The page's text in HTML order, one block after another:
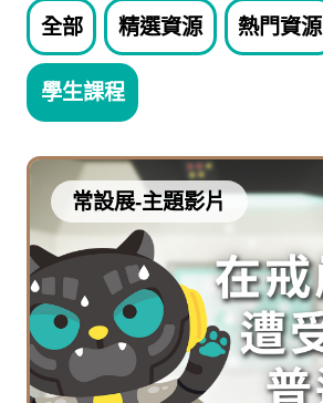
全部 精選資源 熱門資源
學生課程
常設展-主題影片